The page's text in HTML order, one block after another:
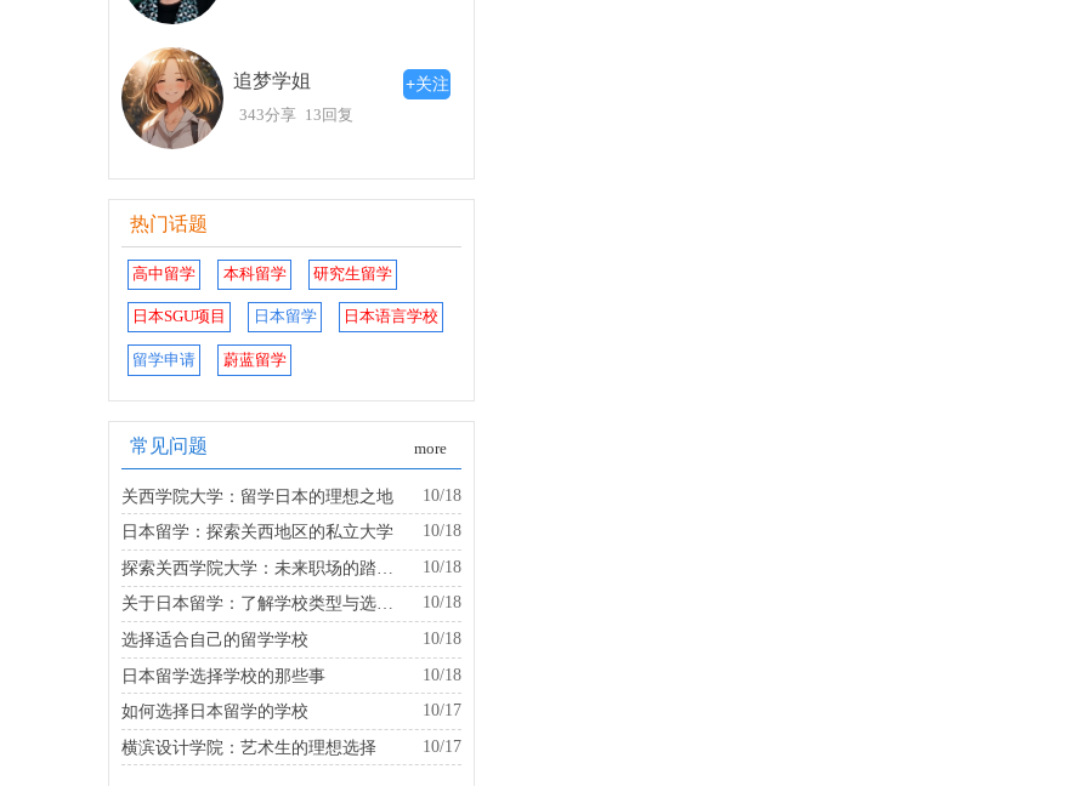
追梦学姐 +关注
343分享 13回复
热门话题
高中留学 本科留学 研究生留学
日本SGU项目 日本留学 日本语言学校
留学申请 蔚蓝留学
常见问题 more
关西学院大学：留学日本的理想之地
10/18
日本留学：探索关西地区的私立大学
10/18
10/18
关于日本留学：了解学校类型与选择的建议
10/18
选择适合自己的留学学校
10/18
日本留学选择学校的那些事
10/18
如何选择日本留学的学校
10/17
横滨设计学院：艺术生的理想选择
10/17